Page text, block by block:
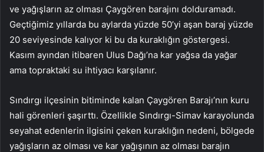
ve yağışların az olması Çaygören barajını dolduramadı.
Geçtiğimiz yıllarda bu aylarda yüzde 50’yi aşan baraj yüzde
20 seviyesinde kalıyor ki bu da kuraklığın göstergesi.
Kasım ayından itibaren Ulus Dağı’na kar yağsa da yağar
ama topraktaki su ihtiyacı karşılanır.
Sındırgı ilçesinin bitiminde kalan Çaygören Barajı’nın kuru
hali görenleri şaşırttı. Özellikle Sındırgı-Simav karayolunda
seyahat edenlerin ilgisini çeken kuraklığın nedeni, bölgede
yağışların az olması ve kar yağışının az olması barajın